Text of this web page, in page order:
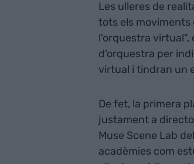
Les ulleres de
tots els moviments
l'orquestra virtual",
d'orquestra per
virtual i tindran un
De fet, la primera
justament a
Muse Scene Lab
acadèmies com